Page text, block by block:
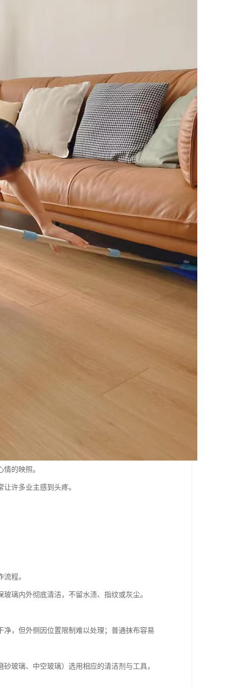
的映照。
许多业主感到头疼。
程。
璃内外彻底清洁，不留水渍、指纹或灰尘。
，但外侧因位置限制难以处理；普通抹布容易
玻璃、中空玻璃）选用相应的清洁剂与工具，